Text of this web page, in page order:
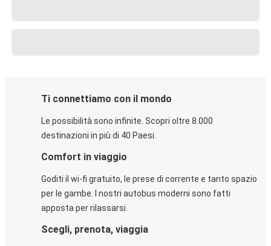
Ti connettiamo con il mondo
Le possibilità sono infinite. Scopri oltre 8.000
destinazioni in più di 40 Paesi.
Comfort in viaggio
Goditi il wi-fi gratuito, le prese di corrente e tanto spazio
per le gambe. I nostri autobus moderni sono fatti
apposta per rilassarsi.
Scegli, prenota, viaggia